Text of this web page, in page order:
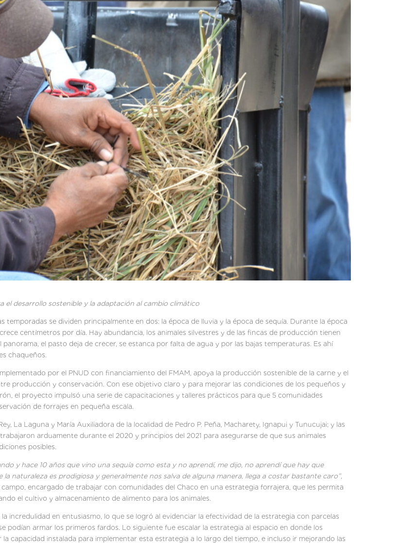
el desarrollo sostenible y la adaptación al cambio climático
temporadas se dividen principalmente en dos: la época de lluvia y la época de sequía. Durante la época
centímetros por día. Hay abundancia, los animales silvestres y de las fincas de producción tienen
el pasto deja de crecer, se estanca por falta de agua y por las bajas temperaturas. Es ahí
para los productores chaqueños.
por el PNUD con financiamiento del FMAM, apoya la producción sostenible de la carne y el
producción y conservación. Con ese objetivo claro y para mejorar las condiciones de los pequeños y
el proyecto impulsó una serie de capacitaciones y talleres prácticos para que 5 comunidades
de conservación de forrajes en pequeña escala.
La Laguna y María Auxiliadora de la localidad de Pedro P. Peña, Macharety, Ignapui y Tunucujai; y las
arduamente durante el 2020 y principios del 2021 para asegurarse de que sus animales
posibles.
y hace 10 años que vino una sequía como esta y no aprendí, me dijo, no aprendí que hay que
naturaleza es prodigiosa y generalmente nos salva de alguna manera, llega a costar bastante caro”,
encargado de trabajar con comunidades del Chaco en una estrategia forrajera, que les permita
el cultivo y almacenamiento de alimento para los animales.
incredulidad en entusiasmo, lo que se logró al evidenciar la efectividad de la estrategia con parcelas
podían armar los primeros fardos. Lo siguiente fue escalar la estrategia al espacio en donde los
capacidad instalada para implementar esta estrategia a lo largo del tiempo, e incluso ir mejorando las